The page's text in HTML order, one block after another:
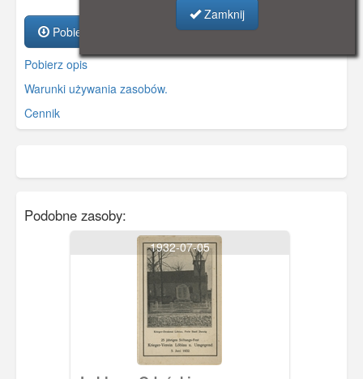
Pobierz zasób
Pobierz opis
Warunki używania zasobów.
Cennik
Podobne zasoby:
1932-07-05
Zamknij